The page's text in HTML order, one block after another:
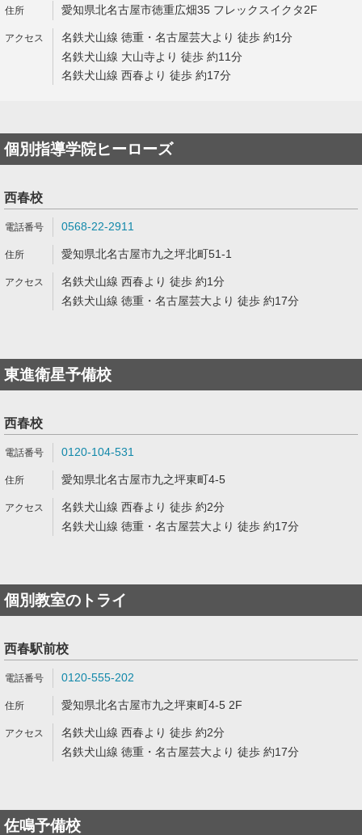
愛知県北名古屋市徳重広畑35 フレックスイクタ2F
名鉄犬山線 徳重・名古屋芸大より 徒歩 約1分
名鉄犬山線 大山寺より 徒歩 約11分
名鉄犬山線 西春より 徒歩 約17分
個別指導学院ヒーローズ
西春校
0568-22-2911
愛知県北名古屋市九之坪北町51-1
名鉄犬山線 西春より 徒歩 約1分
名鉄犬山線 徳重・名古屋芸大より 徒歩 約17分
東進衛星予備校
西春校
0120-104-531
愛知県北名古屋市九之坪東町4-5
名鉄犬山線 西春より 徒歩 約2分
名鉄犬山線 徳重・名古屋芸大より 徒歩 約17分
個別教室のトライ
西春駅前校
0120-555-202
愛知県北名古屋市九之坪東町4-5 2F
名鉄犬山線 西春より 徒歩 約2分
名鉄犬山線 徳重・名古屋芸大より 徒歩 約17分
佐鳴予備校